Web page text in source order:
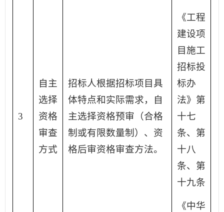
3
自主
选择
资格
审查
方式
招标人根据招标项目具
体特点和实际需求，自
主选择资格预审（合格
制或有限数量制）、资
格后审资格审查方法。
《工程
建设项
目施工
招标投
标办
法》第
十七
条、第
十八
条、第
十九条
《中华